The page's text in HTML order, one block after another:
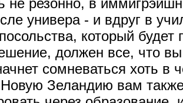
не резонно, в
универа - и вдруг в
который
должен все, что
сомневаться хоть в
Новую Зеландию вам